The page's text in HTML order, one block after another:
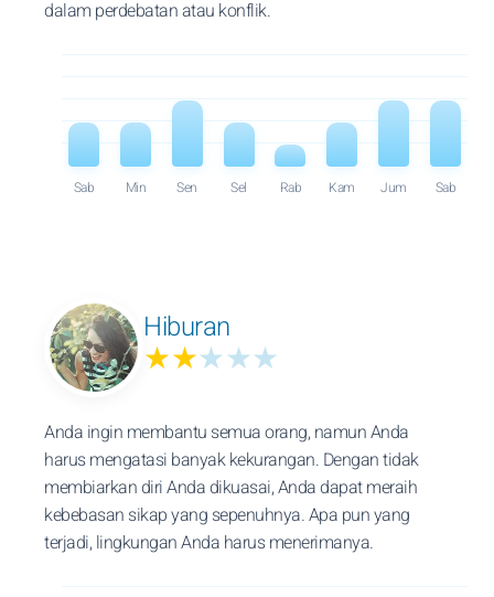
dalam perdebatan atau konflik.
Sab Min Sen Sel Rab Kam Jum Sab
Hiburan
★★★★★
Anda ingin membantu semua orang, namun Anda
harus mengatasi banyak kekurangan. Dengan tidak
membiarkan diri Anda dikuasai, Anda dapat meraih
kebebasan sikap yang sepenuhnya. Apa pun yang
terjadi, lingkungan Anda harus menerimanya.